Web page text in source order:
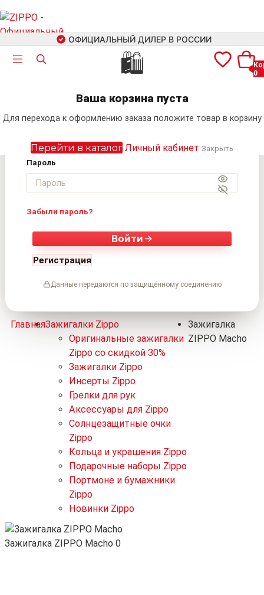
+7 (499) 460-42-09
0
ОФИЦИАЛЬНЫЙ ДИЛЕР В РОССИИ
🛍
Ваша корзина пуста
Для перехода к оформлению заказа положите товар в корзину
Перейти в каталог Личный кабинет Закрыть
Электронная почта
Пароль
Забыли пароль?
Войти
Регистрация
Данные передаются по защищённому соединению
ГлавнаяЗажигалки Zippo
Оригинальные зажигалки
Zippo со скидкой 30%
Зажигалки Zippo
Инсерты Zippo
Грелки для рук
Аксессуары для Zippo
Солнцезащитные очки
Zippo
Кольца и украшения Zippo
Подарочные наборы Zippo
Портмоне и бумажники
Zippo
Новинки Zippo
Зажигалка
ZIPPO Macho
Зажигалка ZIPPO Macho 0